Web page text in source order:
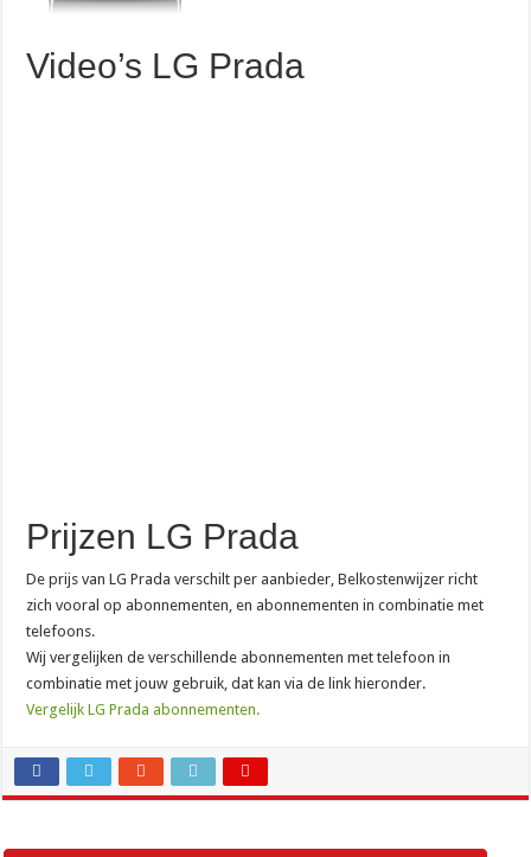
Video’s LG Prada
Prijzen LG Prada
De prijs van LG Prada verschilt per aanbieder, Belkostenwijzer richt
zich vooral op abonnementen, en abonnementen in combinatie met
telefoons.
Wij vergelijken de verschillende abonnementen met telefoon in
combinatie met jouw gebruik, dat kan via de link hieronder.
Vergelijk LG Prada abonnementen.